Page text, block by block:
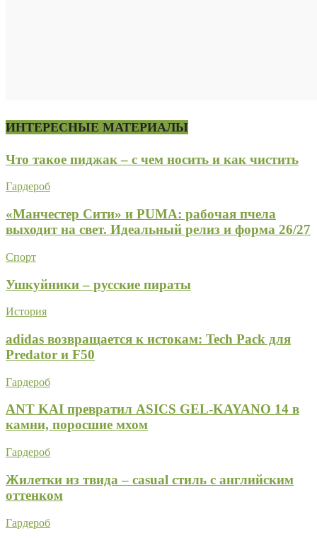
ИНТЕРЕСНЫЕ МАТЕРИАЛЫ
Что такое пиджак – с чем носить и как чистить
Гардероб
«Манчестер Сити» и PUMA: рабочая пчела
выходит на свет. Идеальный релиз и форма 26/27
Спорт
Ушкуйники – русские пираты
История
adidas возвращается к истокам: Tech Pack для
Predator и F50
Гардероб
ANT KAI превратил ASICS GEL-KAYANO 14 в
камни, поросшие мхом
Гардероб
Жилетки из твида – casual стиль с английским
оттенком
Гардероб